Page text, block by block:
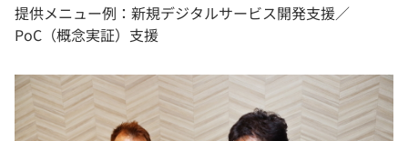
提供メニュー例：新規デジタルサービス開発支援／
PoC（概念実証）支援